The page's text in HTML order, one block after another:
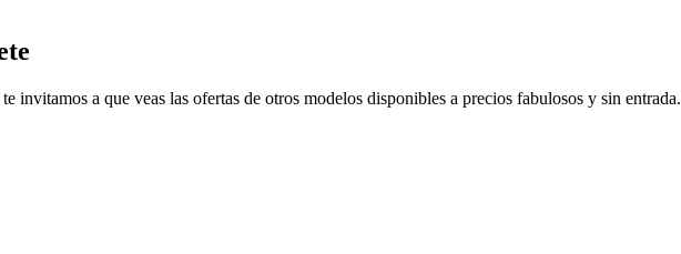
invitamos a que veas las ofertas de otros modelos disponibles a precios fabulosos y sin entrada.